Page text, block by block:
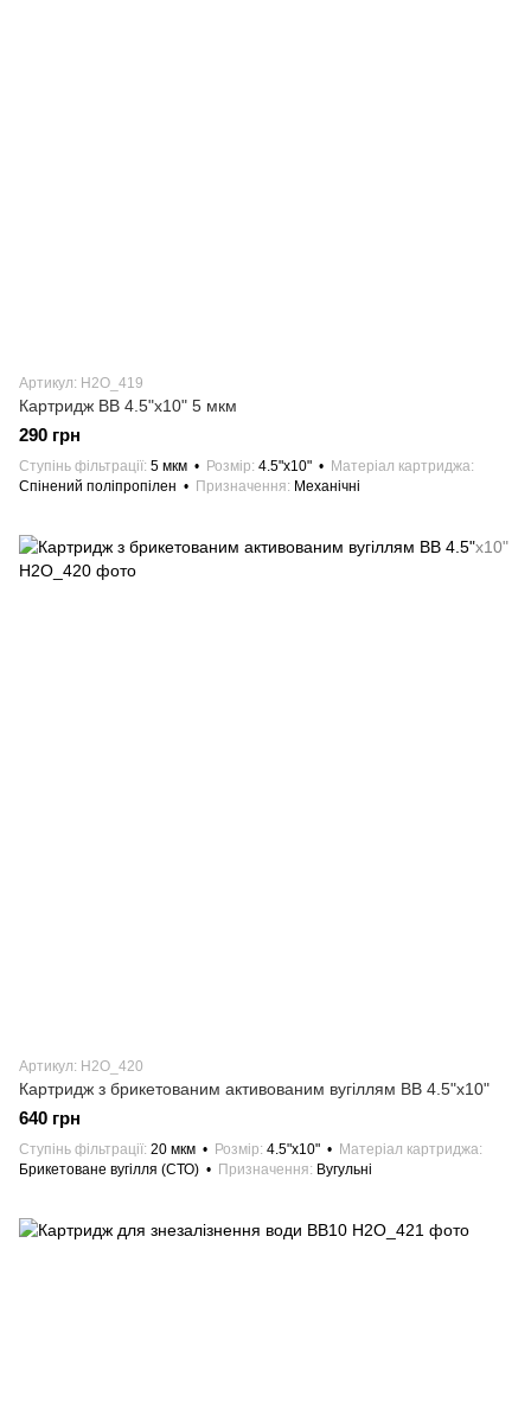
Артикул: H2О_419
Картридж BB 4.5"х10" 5 мкм
290 грн
Ступінь фільтрації 5 мкм Розмір 4.5"х10"
Матеріал картриджа
Спінений поліпропілен
Призначення Механічні
Артикул: H2О_420
Картридж з брикетованим активованим вугіллям ВВ 4.5"х10"
640 грн
Ступінь фільтрації 20 мкм Розмір 4.5"х10"
Матеріал картриджа
Брикетоване вугілля (СТО)
Призначення Вугульні